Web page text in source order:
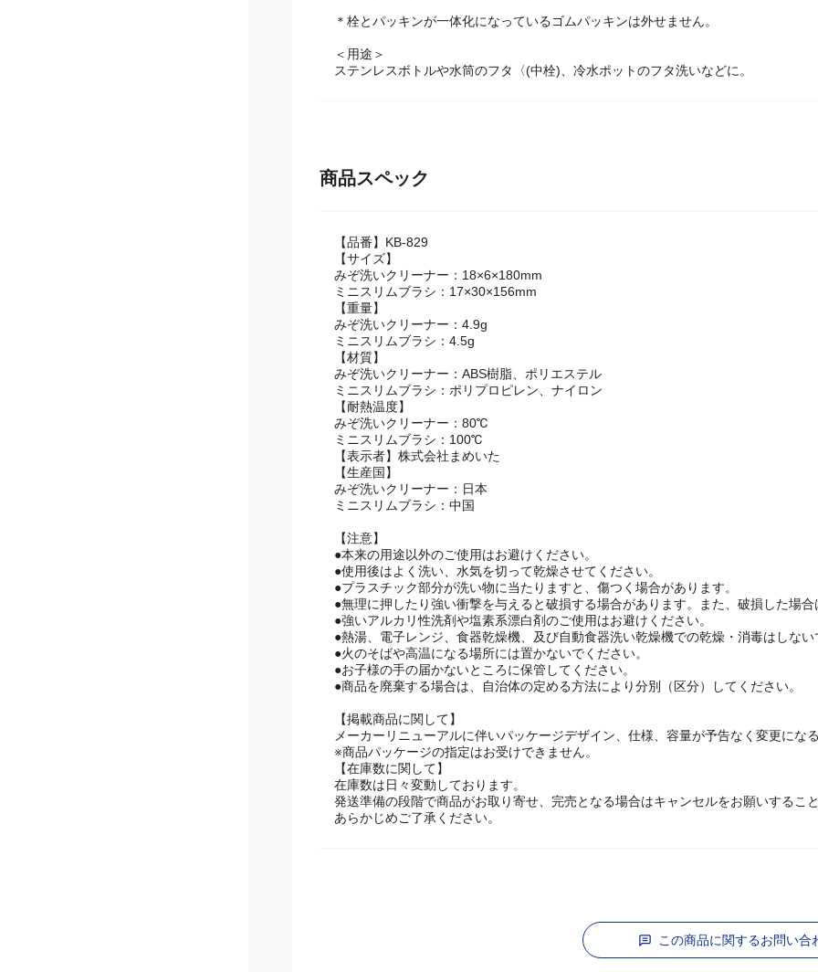
＊栓とパッキンが一体化になっているゴムパッキンは外せません。
＜用途＞
ステンレスボトルや水筒のフタ〈(中栓)、冷水ポットのフタ洗いなどに。
商品スペック
【品番】KB-829
【サイズ】
みぞ洗いクリーナー：18×6×180mm
ミニスリムブラシ：17×30×156mm
【重量】
みぞ洗いクリーナー：4.9g
ミニスリムブラシ：4.5g
【材質】
みぞ洗いクリーナー：ABS樹脂、ポリエステル
ミニスリムブラシ：ポリプロピレン、ナイロン
【耐熱温度】
みぞ洗いクリーナー：80℃
ミニスリムブラシ：100℃
【表示者】株式会社まめいた
【生産国】
みぞ洗いクリーナー：日本
ミニスリムブラシ：中国
【注意】
●本来の用途以外のご使用はお避けください。
●使用後はよく洗い、水気を切って乾燥させてください。
●プラスチック部分が洗い物に当たりますと、傷つく場合があります。
●無理に押したり強い衝撃を与えると破損する場合があります。また、破損した場
●強いアルカリ性洗剤や塩素系漂白剤のご使用はお避けください。
●熱湯、電子レンジ、食器乾燥機、及び自動食器洗い乾燥機での乾燥・消毒はしな
●火のそばや高温になる場所には置かないでください。
●お子様の手の届かないところに保管してください。
●商品を廃棄する場合は、自治体の定める方法により分別（区分）してください。
【掲載商品に関して】
メーカーリニューアルに伴いパッケージデザイン、仕様、容量が予告なく変更にな
※商品パッケージの指定はお受けできません。
【在庫数に関して】
在庫数は日々変動しております。
発送準備の段階で商品がお取り寄せ、完売となる場合はキャンセルをお願いするこ
あらかじめご了承ください。
この商品に関するお問い合